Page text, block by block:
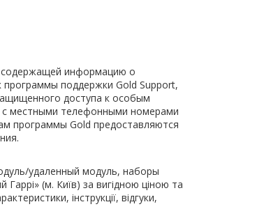
содержащей информацию о
поддержки Gold Support,
доступа к особым
с местными телефонными номерами
программы Gold предоставляются
удаленный модуль, наборы
(м. Київ) за вигідною ціною та
інструкції, відгуки,